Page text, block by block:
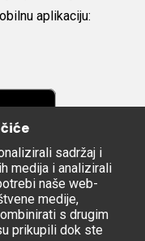
aplikaciju:
sadržaj i
medija i analizirali
naše web-
medije,
s drugim
prikupili dok ste